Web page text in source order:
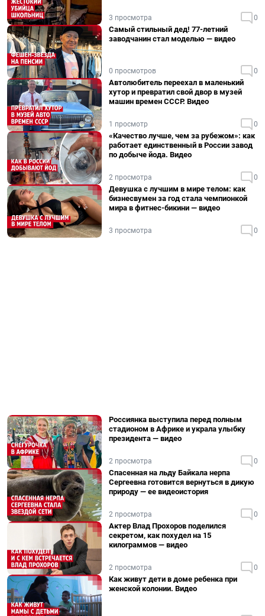
3 просмотра 0
Самый стильный дед! 77-летний
заводчанин стал моделью — видео
0 просмотров 0
Автолюбитель переехал в маленький
хутор и превратил свой двор в музей
машин времен СССР. Видео
1 просмотр 0
«Качество лучше, чем за рубежом»: как
работает единственный в России завод
по добыче йода. Видео
2 просмотра 0
Девушка с лучшим в мире телом: как
бизнесвумен за год стала чемпионкой
мира в фитнес-бикини — видео
3 просмотра 0
Россиянка выступила перед полным
стадионом в Африке и украла улыбку
президента — видео
2 просмотра 0
Спасенная на льду Байкала нерпа
Сергеевна готовится вернуться в дикую
природу — ее видеоистория
2 просмотра 0
Актер Влад Прохоров поделился
секретом, как похудел на 15
килограммов — видео
2 просмотра 0
Как живут дети в доме ребенка при
женской колонии. Видео